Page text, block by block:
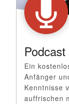
Podcast
Ein
Anfänger
Kenntnisse
auffrischen